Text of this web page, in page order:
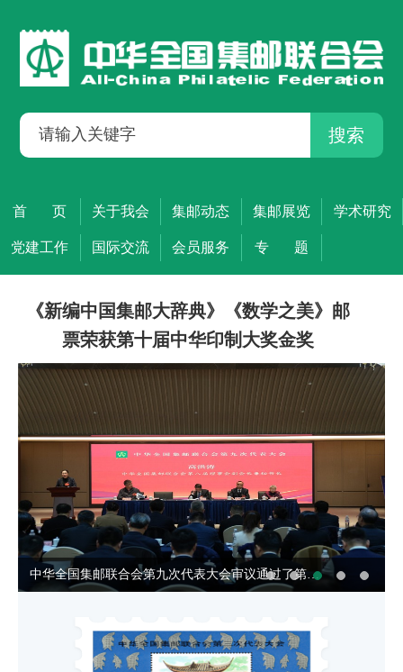
搜索
首 页 关于我会 集邮动态 集邮展览 学术研究
党建工作 国际交流 会员服务 专 题
《新编中国集邮大辞典》《数学之美》邮
票荣获第十届中华印制大奖金奖
中华全国集邮联合会第九次代表大会选举产生第九届理事会